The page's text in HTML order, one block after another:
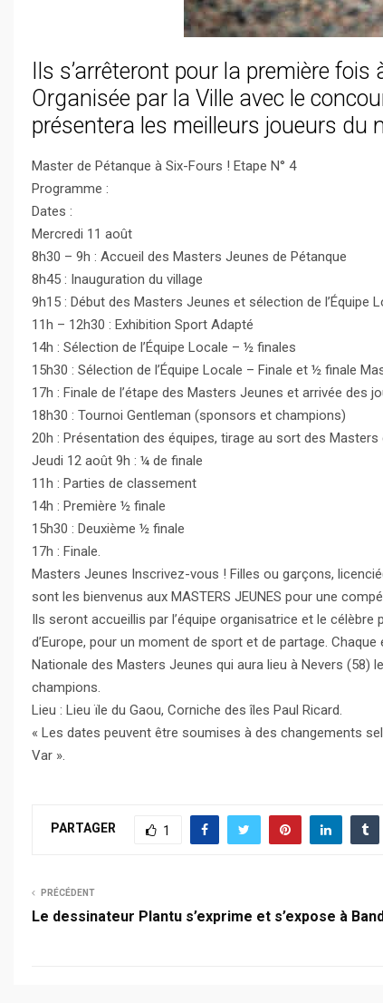
Ils s’arrêteront pour la première
Organisée par la Ville avec le
présentera les meilleurs joueurs du
Master de Pétanque à Six-Fours ! Etape N° 4
Programme :
Dates :
Mercredi 11 août
8h30 – 9h : Accueil des Masters Jeunes de Pétanque
8h45 : Inauguration du village
9h15 : Début des Masters Jeunes et sélection de l’Équipe
11h – 12h30 : Exhibition Sport Adapté
14h : Sélection de l’Équipe Locale – ½ finales
15h30 : Sélection de l’Équipe Locale – Finale et ½ finale
17h : Finale de l’étape des Masters Jeunes et arrivée des
18h30 : Tournoi Gentleman (sponsors et champions)
20h : Présentation des équipes, tirage au sort des Masters
Jeudi 12 août 9h : ¼ de finale
11h : Parties de classement
14h : Première ½ finale
15h30 : Deuxième ½ finale
17h : Finale.
Masters Jeunes Inscrivez-vous ! Filles ou garçons,
sont les bienvenus aux MASTERS JEUNES pour une
Ils seront accueillis par l’équipe organisatrice et le
d’Europe, pour un moment de sport et de partage.
Nationale des Masters Jeunes qui aura lieu à Nevers
champions.
Lieu : Lieu ïle du Gaou, Corniche des îles Paul Ricard.
« Les dates peuvent être soumises à des changements
Var ».
PARTAGER 1
PRÉCÉDENT
Le dessinateur Plantu s’exprime et s’expose à